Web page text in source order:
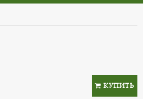
КУПИТЬ